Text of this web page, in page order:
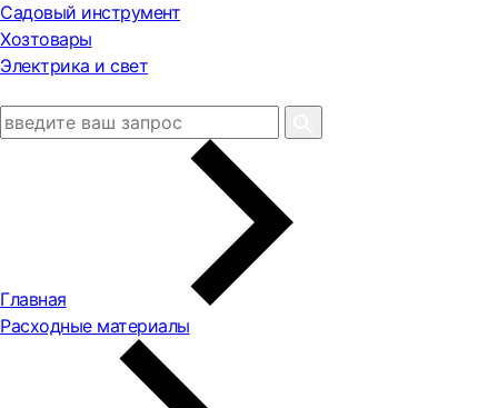
Садовый инструмент
Хозтовары
Электрика и свет
Главная
Расходные материалы